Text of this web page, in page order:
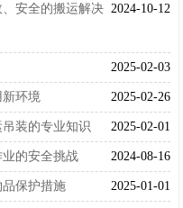
2024-10-12
安全的搬运解决
2025-02-03
2025-02-26
新环境
2025-02-01
装的专业知识
2024-08-16
的安全挑战
2025-01-01
保护措施